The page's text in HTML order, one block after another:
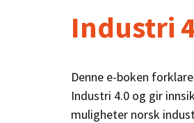
Industri
Denne e-boken
Industri 4.0 og gir
muligheter norsk